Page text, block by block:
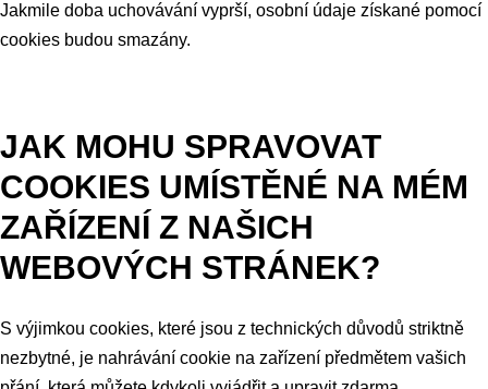
Jakmile doba uchovávání vyprší, osobní údaje získané pomocí
cookies budou smazány.
JAK MOHU SPRAVOVAT
COOKIES UMÍSTĚNÉ NA MÉM
ZAŘÍZENÍ Z NAŠICH
WEBOVÝCH STRÁNEK?
S výjimkou cookies, které jsou z technických důvodů striktně
nezbytné, je nahrávání cookie na zařízení předmětem vašich